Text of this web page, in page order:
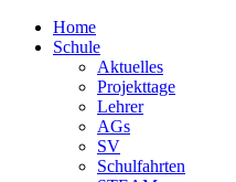
Home
Schule
Aktuelles
Projekttage
Lehrer
AGs
SV
Schulfahrten